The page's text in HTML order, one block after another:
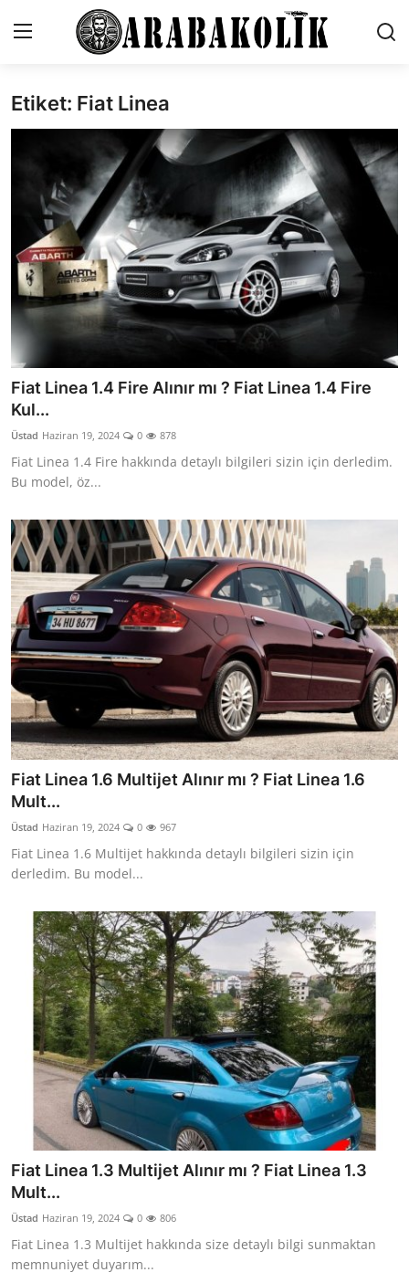
İletişim
Karşılaştırmalar
Testler
Markalar
Öneriler
Motosiklet
Paketler
Yağlar
Oto Bilgi
Etiket: Fiat Linea
Fiat Linea 1.4 Fire Alınır mı ? Fiat Linea 1.4 Fire
Kul...
Üstad Haziran 19, 2024 0 878
Fiat Linea 1.4 Fire hakkında detaylı bilgileri sizin için derledim.
Bu model, öz...
Fiat Linea 1.6 Multijet Alınır mı ? Fiat Linea 1.6
Mult...
Üstad Haziran 19, 2024 0 967
Fiat Linea 1.6 Multijet hakkında detaylı bilgileri sizin için
derledim. Bu model...
Fiat Linea 1.3 Multijet Alınır mı ? Fiat Linea 1.3
Mult...
Üstad Haziran 19, 2024 0 806
Fiat Linea 1.3 Multijet hakkında size detaylı bilgi sunmaktan
memnuniyet duyarım...